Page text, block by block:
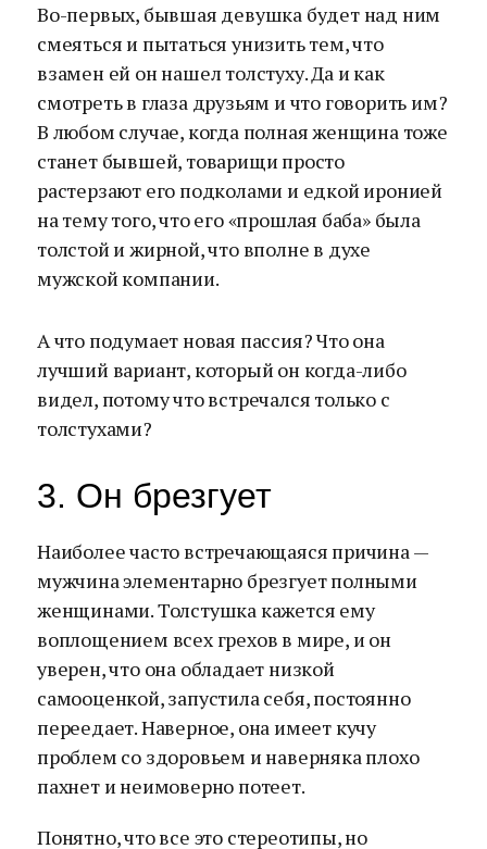
Во-первых, бывшая девушка будет над ним
смеяться и пытаться унизить тем, что
взамен ей он нашел толстуху. Да и как
смотреть в глаза друзьям и что говорить им?
В любом случае, когда полная женщина тоже
станет бывшей, товарищи просто
растерзают его подколами и едкой иронией
на тему того, что его «прошлая баба» была
толстой и жирной, что вполне в духе
мужской компании.
А что подумает новая пассия? Что она
лучший вариант, который он когда-либо
видел, потому что встречался только с
толстухами?
3. Он брезгует
Наиболее часто встречающаяся причина —
мужчина элементарно брезгует полными
женщинами. Толстушка кажется ему
воплощением всех грехов в мире, и он
уверен, что она обладает низкой
самооценкой, запустила себя, постоянно
переедает. Наверное, она имеет кучу
проблем со здоровьем и наверняка плохо
пахнет и неимоверно потеет.
Понятно, что все это стереотипы, но